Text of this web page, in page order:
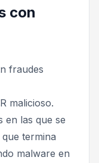
con
fraudes
malicioso.
en las que se
termina
malware en